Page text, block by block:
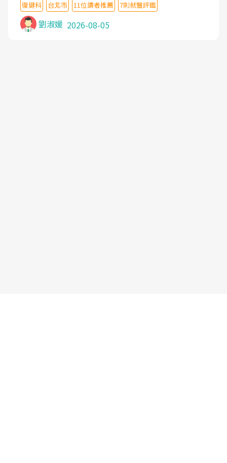
沒有用,後來連吃到嗎啡類止痛藥都效果有限,只是壓
症狀,沒多久就痛起來,多年失眠嚴重影響生活品質.
台灣親友介紹忠孝醫院杜育才主任是頸頭症候群專
復健科 台北市 11位讀者推薦 7則就醫評鑑
劉淑媛 2026-08-05